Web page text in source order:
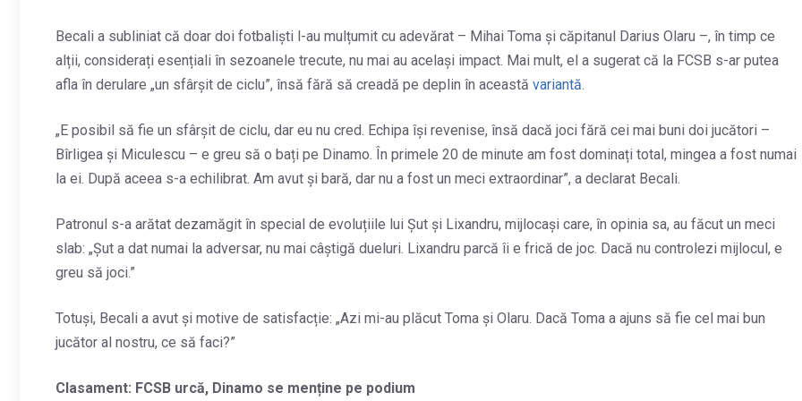
Becali a subliniat că doar doi fotbaliști l-au mulțumit cu adevărat – Mihai Toma și căpitanul Darius Olaru –, în timp ce
alții, considerați esențiali în sezoanele trecute, nu mai au același impact. Mai mult, el a sugerat că la FCSB s-ar putea
afla în derulare „un sfârșit de ciclu”, însă fără să creadă pe deplin în această variantă.
„E posibil să fie un sfârșit de ciclu, dar eu nu cred. Echipa își revenise, însă dacă joci fără cei mai buni doi jucători –
Bîrligea și Miculescu – e greu să o bați pe Dinamo. În primele 20 de minute am fost dominați total, mingea a fost numai
la ei. După aceea s-a echilibrat. Am avut și bară, dar nu a fost un meci extraordinar”, a declarat Becali.
Patronul s-a arătat dezamăgit în special de evoluțiile lui Șut și Lixandru, mijlocași care, în opinia sa, au făcut un meci
slab: „Șut a dat numai la adversar, nu mai câștigă dueluri. Lixandru parcă îi e frică de joc. Dacă nu controlezi mijlocul, e
greu să joci.”
Totuși, Becali a avut și motive de satisfacție: „Azi mi-au plăcut Toma și Olaru. Dacă Toma a ajuns să fie cel mai bun
jucător al nostru, ce să faci?”
Clasament: FCSB urcă, Dinamo se menține pe podium